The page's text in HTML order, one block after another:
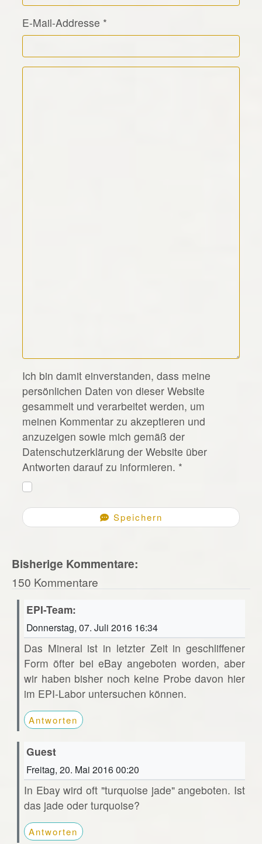
E-Mail-Addresse *
Kommentar Text
*
Ich bin damit einverstanden, dass meine
persönlichen Daten von dieser Website
gesammelt und verarbeitet werden, um
meinen Kommentar zu akzeptieren und
anzuzeigen sowie mich gemäß der
Datenschutzerklärung der Website über
Antworten darauf zu informieren. *
Speichern
Bisherige Kommentare:
150 Kommentare
EPI-Team:
Donnerstag, 07. Juli 2016 16:34
Das Mineral ist in letzter Zeit in geschliffener
Form öfter bei eBay angeboten worden, aber
wir haben bisher noch keine Probe davon hier
im EPI-Labor untersuchen können.
Antworten
Guest
Freitag, 20. Mai 2016 00:20
In Ebay wird oft "turquoise jade" angeboten. Ist
das jade oder turquoise?
Antworten